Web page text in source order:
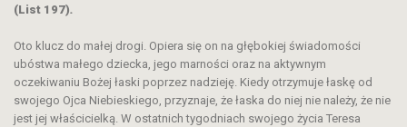
(List 197).
Oto klucz do małej drogi. Opiera się on na głębokiej świadomości
ubóstwa małego dziecka, jego marności oraz na aktywnym
oczekiwaniu Bożej łaski poprzez nadzieję. Kiedy otrzymuje łaskę od
swojego Ojca Niebieskiego, przyznaje, że łaska do niej nie należy, że nie
jest jej właścicielką. W ostatnich tygodniach swojego życia Teresa